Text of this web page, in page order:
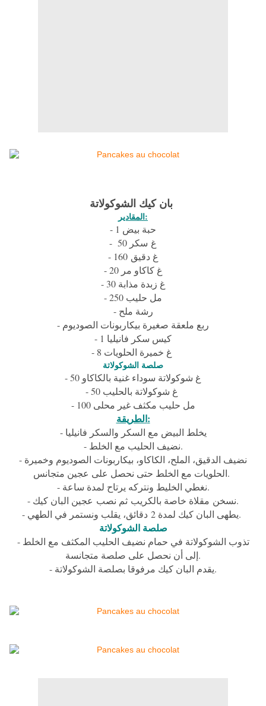
المقادير:
- 1 حبة بيض
- 50 غ سكر
- 160 غ دقيق
- 20 غ كاكاو مر
- 30 غ زبدة مذابة
- 250 مل حليب
- رشة ملح
- ربع ملعقة صغيرة بيكاربونات الصوديوم
- 1 كيس سكر فانيليا
صلصة الشوكولاتة
- 50 غ شوكولاتة سوداء غنية بالكاكاو
- 100 مل حليب مكثف غير محلى
الطريقة:
- يخلط البيض مع السكر والسكر فانيليا
- نضيف الحليب مع الخلط.
- نضيف الدقيق، الملح، الكاكاو، بيكاربونات الصوديوم وخميرة
الحلويات مع الخلط حتى نحصل على عجين متجانس.
- نغطي الخليط ونتركه يرتاح لمدة ساعة.
- نسخن مقلاة خاصة بالكريب ثم نصب عجين البان كيك.
- يطهى البان كيك لمدة 2 دقائق، يقلب ونستمر في الطهي.
صلصة الشوكولاتة
- تذوب الشوكولاتة في حمام نضيف الحليب المكثف مع الخلط
إلى أن نحصل على صلصة متجانسة.
- يقدم البان كيك مرفوقا بصلصة الشوكولاتة.